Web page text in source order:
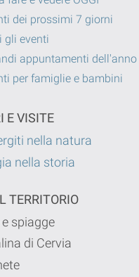
dei prossimi 7 giorni
gli eventi
appuntamenti dell'anno
per famiglie e bambini
E VISITE
nella natura
nella storia
TERRITORIO
spiagge
di Cervia